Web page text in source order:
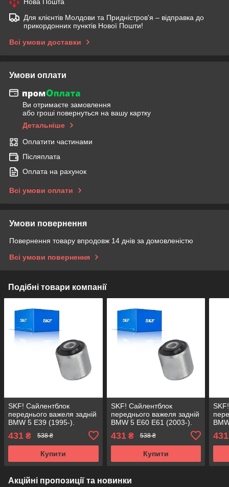
Для клієнтів Молдови та Придністров'я – відправка до
прикордонних пунктів Нової Пошти!
Всі умови доставки
Умови оплати
Ви отримаєте замовлення
або гроші повернуться на вашу картку
Детальніше
Оплатити частинами
Післяплата
Оплата на рахунок
Всі умови оплати
Умови повернення
Повернення товару впродовж 14 днів за домовленістю
Всі умови повернення
Подібні товари компанії
SKF! Сайлентблок
переднього важеля задній
BMW 5 E39 (1995-).
Нижній. Німеччина! 10517
, JBU219 , VKDS338511
431 ₴ 538 ₴
Купити
SKF! Сайлентблок
переднього важеля задній
BMW 5 E60 E61 (2003-).
Нижній. Німеччина! 10517
, JBU219 , VKDS338511
431₴ 538 ₴
Купити
,431
Акційні пропозиції та новинки